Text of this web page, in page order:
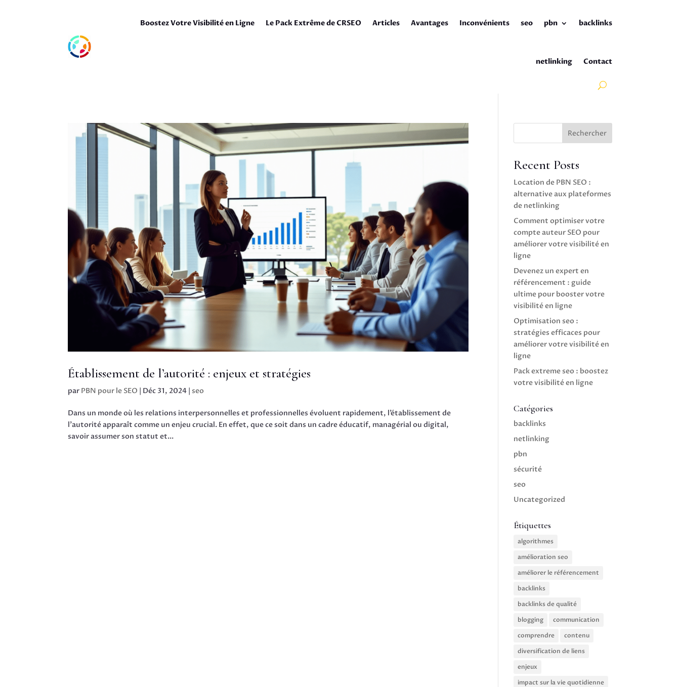
Boostez Votre Visibilité en Ligne Le Pack Extrême de CRSEO Articles Avantages Inconvénients seo pbn backlinks
netlinking Contact
Établissement de l’autorité : enjeux et stratégies
par PBN pour le SEO Déc 31, 2024 |seo
Dans un monde où les relations interpersonnelles et professionnelles évoluent rapidement, l’établissement de
l’autorité apparaît comme un enjeu crucial. En effet, que ce soit dans un cadre éducatif, managérial ou digital,
savoir assumer son statut et...
Rechercher
Recent Posts
Location de PBN SEO :
alternative aux plateformes
de netlinking
Comment optimiser votre
compte auteur SEO pour
améliorer votre visibilité en
ligne
Devenez un expert en
référencement : guide
ultime pour booster votre
visibilité en ligne
Optimisation seo :
stratégies efficaces pour
améliorer votre visibilité en
ligne
Pack extreme seo : boostez
votre visibilité en ligne
Catégories
backlinks
netlinking
pbn
sécurité
seo
Uncategorized
Étiquettes
algorithmes
amélioration seo
améliorer le référencement
backlinks
backlinks de qualité
blogging
communication
comprendre
contenu
diversification de liens
enjeux
impact sur la vie quotidienne